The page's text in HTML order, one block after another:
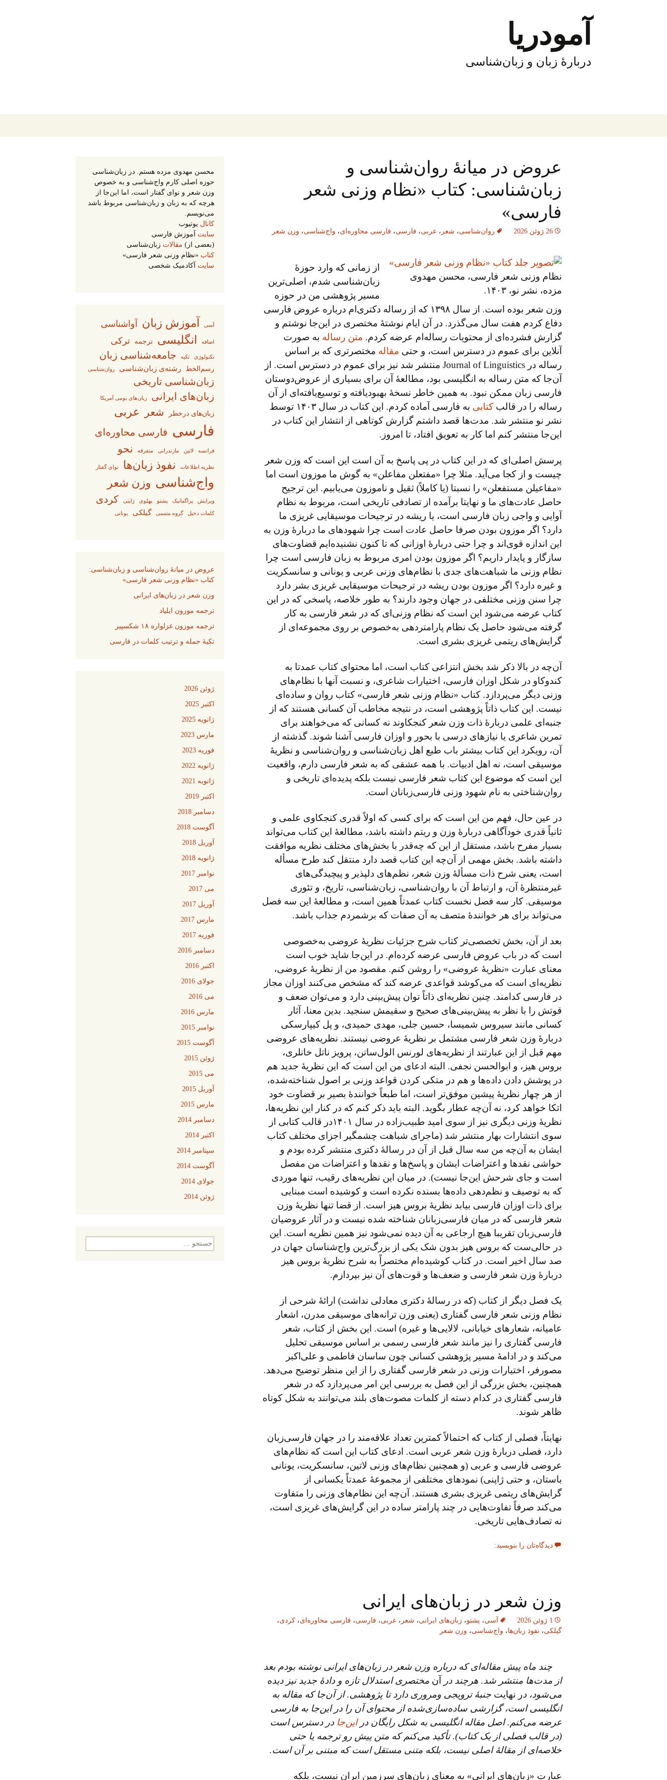
آمودریا
دربارهٔ زبان و زبان‌شناسی
برای:
عروض در میانهٔ روان‌شناسی و
زبان‌شناسی: کتاب «نظام وزنی شعر
فارسی»
26 ژوئن 2026 روان‌شناسی، شعر ، عربی، فارسی، فارسی محاوره‌ای، واج‌شناسی، وزن شعر
نظام وزنی شعر فارسی، محسن مهدوی
مزده، نشر نو، ۱۴۰۳.
از زمانی که وارد حوزهٔ
زبان‌شناسی شدم، اصلی‌ترین
مسیر پژوهشی من در حوزه
وزن شعر بوده است. از سال ۱۳۹۸ که از رساله دکتری‌ام درباره عروض فارسی
دفاع کردم هفت سال می‌گذرد. در آن ایام نوشتهٔ مختصری در این‌جا نوشتم و
گزارش فشرده‌ای از محتویات رساله‌ام عرضه کردم. متن رساله به صورت
آنلاین برای عموم در دسترس است، و حتی مقاله مختصرتری که بر اساس
رساله در Journal of Linguistics منتشر شد نیز برای عموم در دسترس است. از
آن‌جا که متن رساله به انگلیسی بود، مطالعهٔ آن برای بسیاری از عروض‌دوستان
فارسی زبان ممکن نبود. به همین خاطر نسخهٔ بهبودیافته و توسیع‌یافته‌ای از آن
رساله را در قالب کتابی
به فارسی آماده کردم. این کتاب در سال ۱۴۰۳ توسط
نشر نو منتشر شد. مدت‌ها قصد داشتم گزارش کوتاهی از انتشار این کتاب در
این‌جا منتشر کنم اما کار به تعویق افتاد، تا امروز.
پرسش اصلی‌ای که در این کتاب در پی پاسخ به آن است این است که وزن شعر
چیست و از کجا می‌آید. مثلا چرا «مفتعلن مفاعلن» به گوش ما موزون است اما
«مفاعیلن مستفعلن» را نسبتا (یا کاملاً) ثقیل و ناموزون می‌یابیم. این ترجیح
حاصل عادت‌های ما و نهایتا برآمده از تصادفی تاریخی است، مربوط به نظام
آوایی و واجی زبان فارسی است، یا ریشه در ترجیحات موسیقایی غریزی ما
دارد؟ اگر موزون بودن صرفا حاصل عادت است چرا شهودهای ما دربارهٔ وزن به
این اندازه قوی‌اند و چرا حتی دربارهٔ اوزانی که تا کنون نشنیده‌ایم قضاوت‌های
سازگار و پایدار داریم؟ اگر موزون بودن امری مربوط به زبان فارسی است چرا
نظام وزنی ما شباهت‌های جدی با نظام‌های وزنی عربی و یونانی و سانسکریت
و غیره دارد؟ اگر موزون بودن ریشه در ترجیحات موسیقایی غریزی بشر دارد
چرا سنن وزنی مختلفی در جهان وجود دارند؟ به طور خلاصه، پاسخی که در این
کتاب عرضه می‌شود این است که نظام وزنی‌ای که در شعر فارسی به کار
گرفته می‌شود حاصل یک نظام پارامتردهی به‌خصوص بر روی مجموعه‌ای از
گرایش‌های ریتمی غریزی بشری است.
آن‌چه در بالا ذکر شد بخش انتزاعی کتاب است، اما محتوای کتاب عمدتا به
کندوکاو در شکل اوزان فارسی، اختیارات شاعری، و نسبت آنها با نظام‌های
وزنی دیگر می‌پردازد. کتاب «نظام وزنی شعر فارسی» کتاب روان و ساده‌ای
نیست. این کتاب ذاتاً پژوهشی است، در نتیجه مخاطب آن کسانی هستند که از
جنبه‌ای علمی دربارهٔ ذات وزن شعر کنجکاوند نه کسانی که می‌خواهند برای
تمرین شاعری یا نیازهای درسی با بحور و اوزان فارسی آشنا شوند. گذشته از
آن، رویکرد این کتاب بیشتر باب طبع اهل زبان‌شناسی و روان‌شناسی و نظریهٔ
موسیقی است، نه اهل ادبیات. با همه عشقی که به شعر فارسی دارم، واقعیت
این است که موضوع این کتاب شعر فارسی نیست بلکه پدیده‌ای تاریخی و
روان‌شناختی به نام شهود وزنی فارسی‌زبانان است.
در عین حال، فهم من این است که برای کسی که اولاً قدری کنجکاوی علمی و
ثانیاً قدری خودآگاهی دربارهٔ وزن و ریتم داشته باشد، مطالعهٔ این کتاب می‌تواند
بسیار مفرح باشد، مستقل از این که چه‌قدر با بخش‌های مختلف نظریه موافقت
داشته باشد. بخش مهمی از آن‌چه این کتاب قصد دارد منتقل کند طرح مسأله
است، یعنی شرح ذات مسألهٔ وزن شعر، نظم‌های دلپذیر و پیچیدگی‌های
غیرمنتظرهٔ آن، و ارتباط آن با روان‌شناسی، زبان‌شناسی، تاریخ، و تئوری
موسیقی. کار سه فصل نخست کتاب عمدتاً همین است، و مطالعهٔ این سه فصل
می‌تواند برای هر خوانندهٔ متصف به آن صفات که برشمردم جذاب باشد.
بعد از آن، بخش تخصصی‌تر کتاب شرح جزئیات نظریهٔ عروضی به‌خصوصی
است که در باب عروض فارسی عرضه کرده‌ام. در این‌جا شاید خوب است
معنای عبارت «نظریهٔ عروضی» را روشن کنم. مقصود من از نظریهٔ عروضی،
نظریه‌ای است که می‌کوشد قواعدی عرضه کند که مشخص می‌کنند اوزان مجاز
در فارسی کدامند. چنین نظریه‌ای ذاتاً توان پیش‌بینی دارد و می‌توان ضعف و
قوتش را با نظر به پیش‌بینی‌های صحیح و سقیمش سنجید. بدین معنا، آثار
کسانی مانند سیروس شمیسا، حسین جلی، مهدی حمیدی، و پل کیپارسکی
دربارهٔ وزن شعر فارسی مشتمل بر نظریهٔ عروضی نیستند. نظریه‌های عروضی
مهم قبل از این عبارتند از نظریه‌های لورنس الول‌ساتن، پرویز ناتل خانلری،
بروس هیز، و ابوالحسن نجفی. البته ادعای من این است که این نظریهٔ جدید هم
در پوشش دادن داده‌ها و هم در متکی کردن قواعد وزنی بر اصول شناخته‌شده،
از هر چهار نظریهٔ پیشین موفق‌تر است، اما طبعاً خوانندهٔ بصیر بر قضاوت خود
اتکا خواهد کرد، نه آن‌چه عطار بگوید. البته باید ذکر کنم که در کنار این نظریه‌ها،
نظریهٔ وزنی دیگری نیز از سوی امید طبیب‌زاده در سال ۱۴۰۱در قالب کتابی از
سوی انتشارات بهار منتشر شد (ماجرای شباهت چشمگیر اجزای مختلف کتاب
ایشان به آن‌چه من سه سال قبل از آن در رسالهٔ دکتری منتشر کرده بودم و
حواشی نقدها و اعتراضات ایشان و پاسخ‌ها و نقدها و اعتراضات من مفصل
است و جای شرحش این‌جا نیست). در میان این نظریه‌های رقیب، تنها موردی
که به توصیف و نظم‌دهی داده‌ها بسنده نکرده است و کوشیده است مبنایی
برای ذات اوزان فارسی بیابد نظریهٔ بروس هیز است. از قضا تنها نظریهٔ وزن
شعر فارسی که در میان فارسی‌زبانان شناخته شده نیست و در آثار عروضیان
فارسی‌زبان تقریبا هیچ ارجاعی به آن دیده نمی‌شود نیز همین نظریه است. این
در حالی‌ست که بروس هیز بدون شک یکی از بزرگ‌ترین واج‌شناسان جهان در
صد سال اخیر است. در کتاب کوشیده‌ام مختصراً به شرح نظریهٔ بروس هیز
دربارهٔ وزن شعر فارسی و ضعف‌ها و قوت‌های آن نیز بپردازم.
یک فصل دیگر از کتاب (که در رسالهٔ دکتری معادلی نداشت) ارائهٔ شرحی از
نظام وزنی شعر فارسی گفتاری (یعنی وزن ترانه‌های موسیقی مدرن، اشعار
عامیانه، شعارهای خیابانی، لالایی‌ها و غیره) است. این بخش از کتاب، شعر
فارسی گفتاری را نیز مانند شعر فارسی رسمی بر اساس موسیقی تحلیل
می‌کند و در ادامهٔ مسیر پژوهشی کسانی چون ساسان فاطمی و علی‌اکبر
مصورفر، اختیارات وزنی در شعر فارسی گفتاری را از این منظر توضیح می‌دهد.
همچنین، بخش بزرگی از این فصل به بررسی این امر می‌پردازد که در شعر
فارسی گفتاری در کدام دسته از کلمات مصوت‌های بلند می‌توانند به شکل کوتاه
ظاهر شوند.
نهایتاً، فصلی از کتاب که احتمالاً کمترین تعداد علاقه‌مند را در جهان فارسی‌زبان
دارد، فصلی دربارهٔ وزن شعر عربی است. ادعای کتاب این است که نظام‌های
عروضی فارسی و عربی (و همچنین نظام‌های وزنی لاتین، سانسکریت، یونانی
باستان، و حتی ژاپنی) نمودهای مختلفی از مجموعهٔ عمدتاً یکسانی از
گرایش‌های ریتمی غریزی بشری هستند. آن‌چه این نظام‌های وزنی را متفاوت
می‌کند صرفاً تفاوت‌هایی در چند پارامتر ساده در این گرایش‌های غریزی است،
نه تصادف‌هایی تاریخی.
دیدگاه‌تان را بنویسید:
وزن شعر در زبان‌های ایرانی
1 ژوئن 2026 آسی، پشتو، زبان‌های ایرانی، شعر ، عربی، فارسی، فارسی محاوره‌ای، کردی،
گیلکی، نفوذ زبان‌ها، واج‌شناسی، وزن شعر
چند ماه پیش مقاله‌ای که درباره وزن شعر در زبان‌های ایرانی نوشته بودم بعد
از مدت‌ها منتشر شد. هرچند در
آن مختصری استدلال تازه و دادهٔ جدید نیز دیده
می‌شود، در نهایت جنبهٔ ترویجی ومروری دارد تا پژوهشی. از آن‌جا که مقاله به
انگلیسی است، گزارشی ساده‌سازی‌شده از محتوای آن را در این‌جا به فارسی
عرضه می‌کنم. اصل مقاله انگلیسی به شکل رایگان دراین‌جا در دسترس است
(در قالب فصلی از یک کتاب). تأکید می‌کنم که متن پیش رو ترجمه یا حتی
خلاصه‌ای از مقالهٔ اصلی نیست، بلکه متنی مستقل است که مبتنی بر آن است.
عبارت «زبان‌های ایرانی» به معنای زبان‌های سرزمین ایران نیست، بلکه
محسن مهدوی مزده هستم. در زبان‌شناسی
حوزه اصلی کارم واج‌شناسی و به خصوص
وزن شعر و نوای گفتار است، اما این‌جا از
هرچه که به زبان و زبان‌شناسی مربوط باشد
می‌نویسم.
کانال یوتیوب
سایت آموزش فارسی
(بعضی از) مقالات زبان‌شناسی
کتاب «نظام وزنی شعر فارسی»
سایت آکادمیک شخصی
آسی آموزش زبان آواشناسی
اضافه انگلیسی ترجمه ترکی
تکنولوژی تکیه جامعه‌شناسی زبان
رسم‌الخط رشته‌ی زبان‌شناسی روان‌شناسی
زبان‌شناسی تاریخی
زبان‌های ایرانی
زبان‌های بومی آمریکا
زبان‌های درخطر شعر عربی
فارسی فارسی محاوره‌ای
فرانسه لاتین مازندرانی متفرقه نحو
نظریه اطلاعات نفوذ زبان‌ها نوای گفتار
واج‌شناسی وزن شعر
ویرایش پراگماتیک پشتو پهلوی ژاپنی کردی
کلمات دخیل گروه متممی گیلکی یونانی
عروض در میانهٔ روان‌شناسی و زبان‌شناسی:
کتاب «نظام وزنی شعر فارسی»
وزن شعر در زبان‌های ایرانی
ترجمه موزون ایلیاد
ترجمه موزون غزلواره ۱۸ شکسپیر
تکیهٔ جمله و ترتیب کلمات در فارسی
ژوئن 2026
اکتبر 2025
ژانویه 2025
مارس 2023
فوریه 2023
ژانویه 2022
ژانویه 2021
اکتبر 2019
دسامبر 2018
آگوست 2018
آوریل 2018
ژانویه 2018
نوامبر 2017
می 2017
آوریل 2017
مارس 2017
فوریه 2017
دسامبر 2016
اکتبر 2016
جولای 2016
می 2016
مارس 2016
نوامبر 2015
آگوست 2015
ژوئن 2015
می 2015
آوریل 2015
مارس 2015
دسامبر 2014
اکتبر 2014
سپتامبر 2014
آگوست 2014
جولای 2014
ژوئن 2014
جستجو
برای: